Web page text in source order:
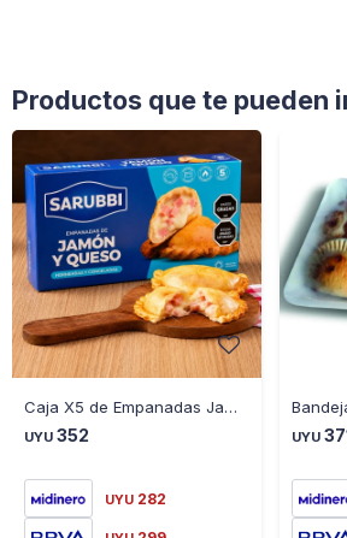
Productos que te pueden
Caja X5 de Empanadas Jamon y Queso Sarubbi 350GR
UYU 352
UYU 282
UYU